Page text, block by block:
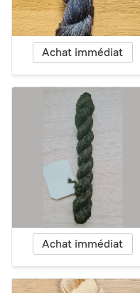
Achat immédiat
Achat immédiat